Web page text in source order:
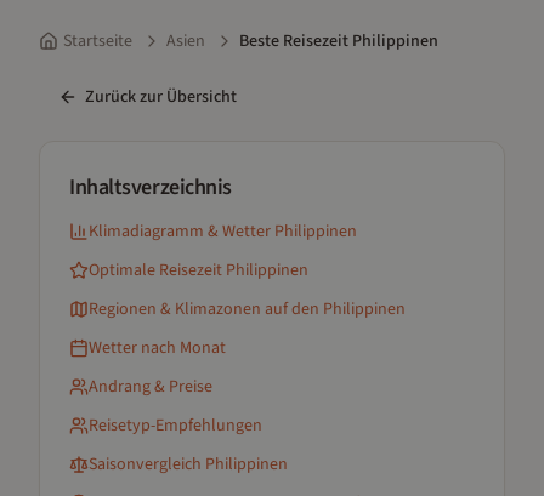
Startseite Asien Beste Reisezeit Philippinen
Zurück zur Übersicht
Inhaltsverzeichnis
Klimadiagramm & Wetter Philippinen
Optimale Reisezeit Philippinen
Regionen & Klimazonen auf den Philippinen
Wetter nach Monat
Andrang & Preise
Reisetyp-Empfehlungen
Saisonvergleich Philippinen